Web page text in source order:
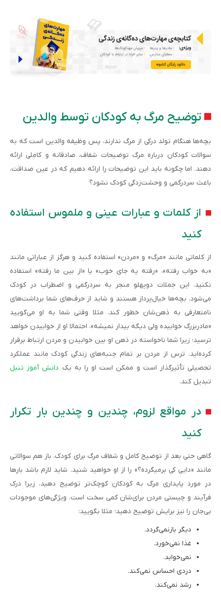
توضیح مرگ به کودکان توسط والدین
بچه‌ها هنگام تولد درکی از مرگ ندارند، پس وظیفه والدین است که به
سوالات کودکان درباره مرگ توضیحات شفاف، صادقانه و کاملی ارائه
دهند. اما چگونه باید این توضیحات را ارائه دهیم که در عین صداقت،
باعث سردرگمی و وحشت‌زدگی کودک نشود؟
از کلمات و عبارات عینی و ملموس استفاده
کنید
از کلماتی مانند «مرگ» و «مردن» استفاده کنید و هرگز از عباراتی مانند
«به خواب رفته»، «رفته یه جای خوب» یا «از بین ما رفته» استفاده
نکنید. این جملات دوپهلو منجر به سردرگمی و اضطراب در کودک
می‌شود. بچه‌ها خیال‌پرداز هستند و شاید از حرف‌های شما برداشت‌های
نامتعارفی به ذهن‌شان خطور کند. مثلا وقتی شما به او می‌گویید
«مادربزرگ خوابیده ولی دیگه بیدار نمیشه»، احتمالا او از خوابیدن خواهد
ترسید؛ زیرا شما ناخواسته در ذهن او بین خوابیدن و مردن ارتباط برقرار
کرده‌اید. ترس از مردن بر تمام جنبه‌های زندگی کودک مانند عملکرد
تحصیلی تأثیرگذار است و ممکن است او را به یک دانش آموز تنبل
تبدیل کند.
در مواقع لزوم، چندین و چندین بار تکرار
کنید
گاهی حتی بعد از توضیح کامل و شفاف مرگ برای کودک، باز هم سوالاتی
مانند «دایی کی برمیگرده؟» را از او خواهید شنید. شاید لازم باشد بارها
در مورد پایداری مرگ به کودکان کوچک‌تر توضیح دهید، زیرا درک
فرآیند و چیستی مردن برای‌شان کمی سخت است. ویژگی‌های موجودات
بی‌جان را نیز برایش توضیح دهید؛ مثلا بگویید:
دیگر بازنمی‌گردد.
غذا نمی‌خورد.
نمی‌خوابد.
دردی احساس نمی‌کند.
رشد نمی‌کند.